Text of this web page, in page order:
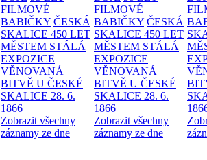
FILMOVÉ
BABIČKY ČESKÁ
SKALICE 450 LET
MĚSTEM STÁLÁ
EXPOZICE
VĚNOVANÁ
BITVĚ U ČESKÉ
SKALICE 28. 6.
1866
Zobrazit všechny
záznamy ze dne
FILMOVÉ
BABIČKY ČESKÁ
SKALICE 450 LET
MĚSTEM STÁLÁ
EXPOZICE
VĚNOVANÁ
BITVĚ U ČESKÉ
SKALICE 28. 6.
1866
Zobrazit všechny
záznamy ze dne